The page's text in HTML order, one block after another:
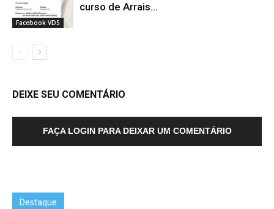
Facebook VDS
curso de Arrais...
DEIXE SEU COMENTÁRIO
FAÇA LOGIN PARA DEIXAR UM COMENTÁRIO
Destaque